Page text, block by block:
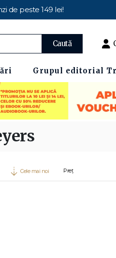
de peste 149 lei!
Caută
Grupul editorial
Cele mai noi Preț